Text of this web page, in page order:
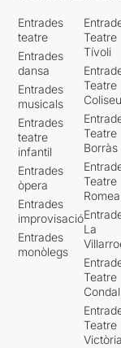
Entrades
teatre
Entrades
dansa
Entrades
musicals
Entrades
teatre
infantil
Entrades
òpera
Entrades
improvisació
Entrades
monòlegs
Teatre
Tívoli
Teatre
Teatre
Borràs
Teatre
Romea
La
Teatre
Condal
Teatre
Victòria